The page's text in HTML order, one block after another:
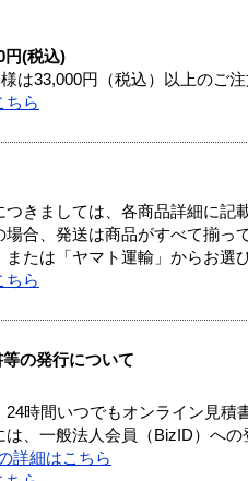
円(税込)
は33,000円（税込）以上のご注
ちら
きましては、各商品詳細に記
合、発送は商品がすべて揃っ
たは「ヤマト運輸」からお選
ちら
の発行について
時間いつでもオンライン見積
、一般法人会員（BizID）への
詳細はこちら